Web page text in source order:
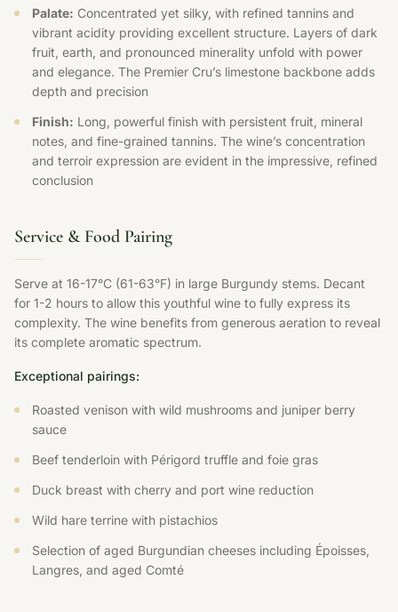
Palate: Concentrated yet silky, with refined tannins and
vibrant acidity providing excellent structure. Layers of dark
fruit, earth, and pronounced minerality unfold with power
and elegance. The Premier Cru’s limestone backbone adds
depth and precision
Finish: Long, powerful finish with persistent fruit, mineral
notes, and fine-grained tannins. The wine’s concentration
and terroir expression are evident in the impressive, refined
conclusion
Service & Food Pairing
Serve at 16-17°C (61-63°F) in large Burgundy stems. Decant
for 1-2 hours to allow this youthful wine to fully express its
complexity. The wine benefits from generous aeration to reveal
its complete aromatic spectrum.
Exceptional pairings:
Roasted venison with wild mushrooms and juniper berry
sauce
Beef tenderloin with Périgord truffle and foie gras
Duck breast with cherry and port wine reduction
Wild hare terrine with pistachios
Selection of aged Burgundian cheeses including Époisses,
Langres, and aged Comté